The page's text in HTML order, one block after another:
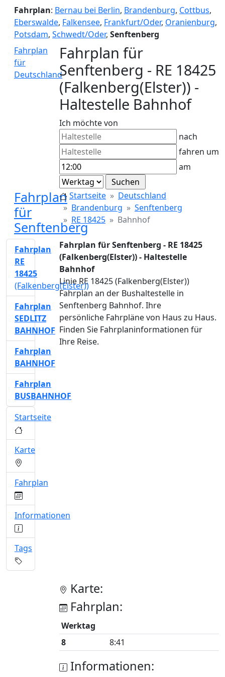
Fahrplan: Bernau bei Berlin, Brandenburg, Cottbus,
Eberswalde, Falkensee, Frankfurt/Oder, Oranienburg,
Potsdam, Schwedt/Oder, Senftenberg
Fahrplan
für
Deutschland
Fahrplan für
Senftenberg - RE 18425
(Falkenberg(Elster)) -
Haltestelle Bahnhof
Ich möchte von
nach
fahren um
am
Fahrplan
für
Senftenberg
Startseite
Deutschland
Brandenburg
Senftenberg
RE 18425
Bahnhof
Fahrplan für Senftenberg - RE 18425
(Falkenberg(Elster)) - Haltestelle
Bahnhof
Linie RE 18425 (Falkenberg(Elster))
Fahrplan an der Bushaltestelle in
Senftenberg Bahnhof. Ihre
persönliche Fahrpläne von Haus zu Haus.
Finden Sie Fahrplaninformationen für
Ihre Reise.
Karte:
Fahrplan:
Werktag
8
8:41
Informationen:
Fahrplan
RE
18425
(Falkenberg(Elster))
Fahrplan
SEDLITZ
BAHNHOF
Fahrplan
BAHNHOF
Fahrplan
BUSBAHNHOF
Startseite
Karte
Fahrplan
Informationen
Tags